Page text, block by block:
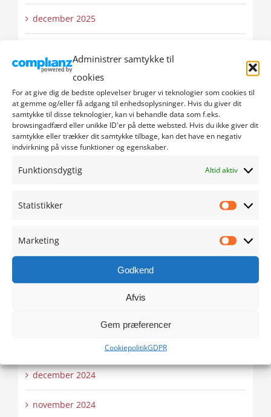
Administrer samtykke til
cookies
For at give dig de bedste oplevelser bruger vi teknologier som cookies til
at gemme og/eller få adgang til enhedsoplysninger. Hvis du giver dit
samtykke til disse teknologier, kan vi behandle data som f.eks.
browsingadfærd eller unikke ID'er på dette websted. Hvis du ikke giver dit
samtykke eller trækker dit samtykke tilbage, kan det have en negativ
indvirkning på visse funktioner og egenskaber.
Funktionsdygtig Altid aktiv
Statistikker
Marketing
Godkend
Afvis
Gem præferencer
CookiepolitikGDPR
december 2025
oktober 2025
september 2025
august 2025
juli 2025
april 2025
marts 2025
december 2024
november 2024